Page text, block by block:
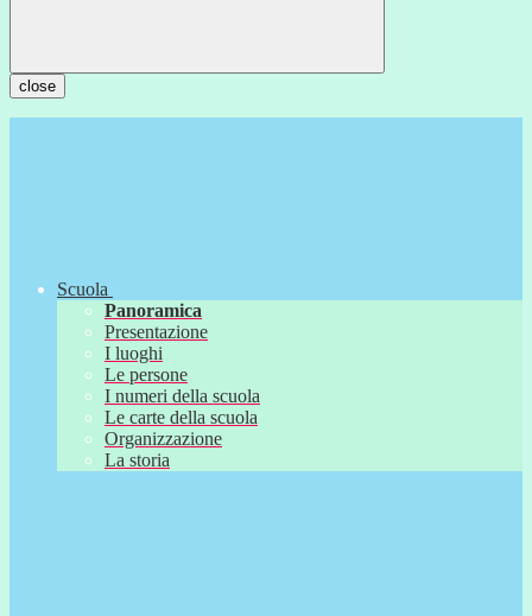
close
Scuola
Panoramica
Presentazione
I luoghi
Le persone
I numeri della scuola
Le carte della scuola
Organizzazione
La storia